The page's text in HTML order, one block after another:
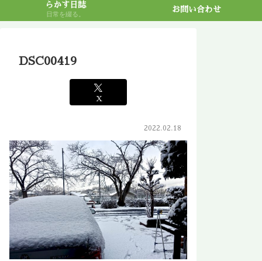
らかす日誌
日常を綴る。
お問い合わせ
DSC00419
X
2022.02.18